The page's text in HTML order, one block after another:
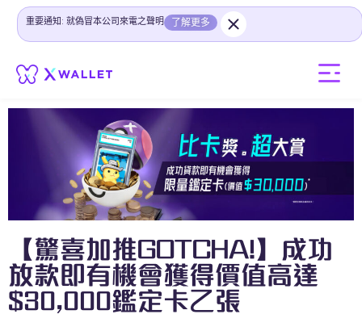
重要通知: 就偽冒本公司來電之聲明 了解更多
【驚喜加推GOTCHA!】成功
放款即有機會獲得價值高達
$30,000鑑定卡乙張